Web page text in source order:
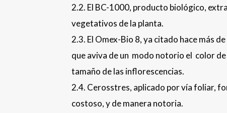
2.2. El BC-1000, producto biológico,
vegetativos de la planta.
2.3. El Omex-Bio 8, ya citado hace más
que aviva de un modo notorio el color
tamaño de las inflorescencias.
2.4. Cerosstres, aplicado por vía foliar,
costoso, y de manera notoria.